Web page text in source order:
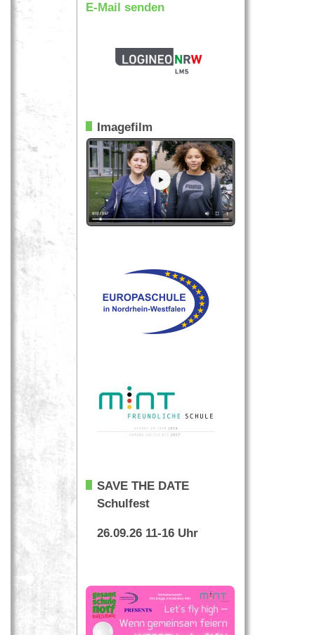
E-Mail senden
Imagefilm
SAVE THE DATE
Schulfest
26.09.26 11-16 Uhr